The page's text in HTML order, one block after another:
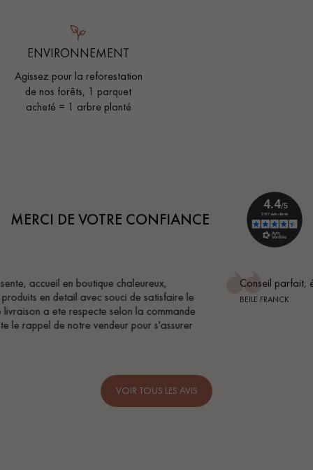
ENVIRONNEMENT
Agissez pour la reforestation
de nos forêts, 1 parquet
acheté = 1 arbre planté
MERCI DE VOTRE CONFIANCE
Conseil parfait, échanges fluides. Je recommande
BEILE FRANCK
VOIR TOUS LES AVIS